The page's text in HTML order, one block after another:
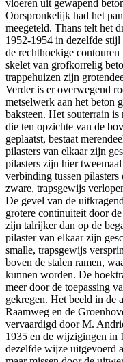
vloeren uit gewapend
Oorspronkelijk had het
meegeteld. Thans telt het
1952-1954 in dezelfde
de rechthoekige contouren
skelet van grofkorrelig
trappehuizen zijn
Verder is er overwegend
metselwerk aan het beton
baksteen. Het souterrain
die ten opzichte van de
geplaatst, bestaat
pilasters van elkaar zijn
pilasters zijn hier
verbinding tussen
zware, trapsgewijs
De gevel van de
grotere continuiteit door
zijn talrijker dan op de
pilaster van elkaar zijn
smalle, trapsgewijs
boven de stalen ramen,
kunnen worden. De
meer door de toepassing
gekregen. Het beeld in de
Raamweg en de
vervaardigd door M.
1935 en de wijzigingen in
dezelfde wijze uitgevoerd